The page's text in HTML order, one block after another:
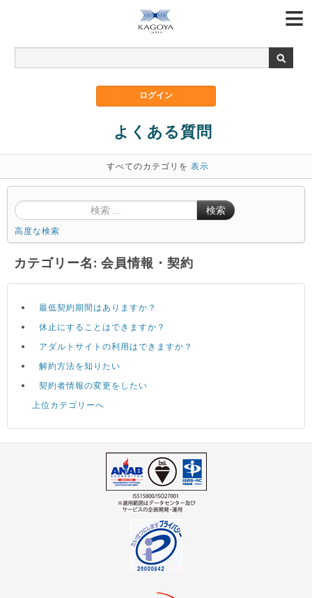
よくある質問
すべてのカテゴリを 表示
検索
高度な検索
カテゴリー名: 会員情報・契約
最低契約期間はありますか？
休止にすることはできますか？
アダルトサイトの利用はできますか？
解約方法を知りたい
契約者情報の変更をしたい
上位カテゴリーへ